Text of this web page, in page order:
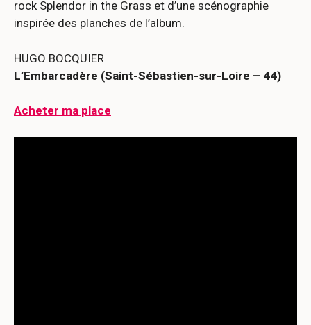
rock Splendor in the Grass et d’une scénographie
inspirée des planches de l’album.
HUGO BOCQUIER
L’Embarcadère (Saint-Sébastien-sur-Loire – 44)
Acheter ma place